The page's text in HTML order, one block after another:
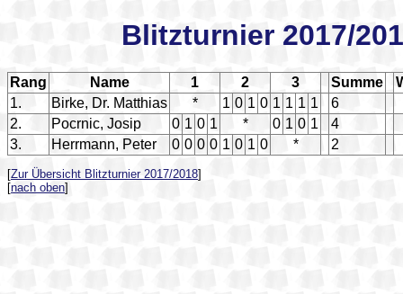
Blitzturnier 2017/
Rang Name 1 2 3 Summe
1.
Birke, Dr. Matthias * 1 0 1 0 1 1 1 1
6
2.
Pocrnic, Josip 0 1 0 1 * 0 1 0 1
4
3.
Herrmann, Peter 0 0 0 0 1 0 1 0 * 2
[Zur Übersicht Blitzturnier 2017/2018]
[nach oben]